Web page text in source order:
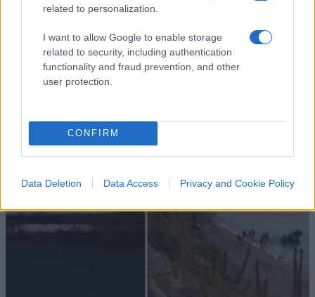
related to personalization.
I want to allow Google to enable storage
related to security, including authentication
functionality and fraud prevention, and other
user protection.
CONFIRM
Data Deletion Data Access Privacy and Cookie Policy